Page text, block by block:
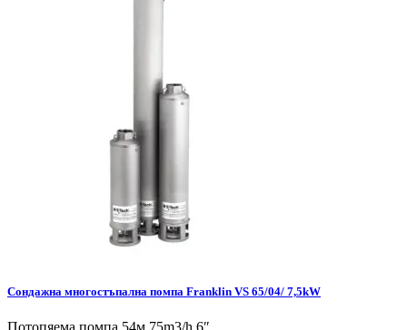
Сондажна многостъпална помпа Franklin VS 65/04/ 7,5kW
Потопяема помпа 54м 75m3/h 6″